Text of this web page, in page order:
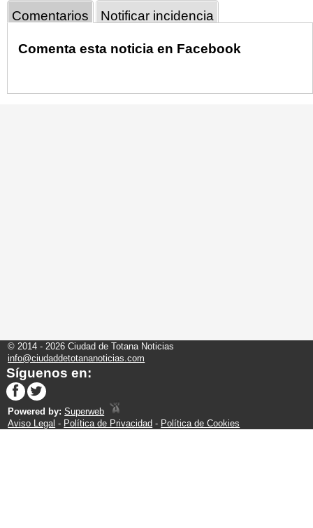
Comentarios Notificar incidencia
Comenta esta noticia en Facebook
© 2014 - 2026 Ciudad de Totana Noticias
info@ciudaddetotananoticias.com
Síguenos en:
Powered by:Superweb
Aviso Legal - Política de Privacidad - Política de Cookies